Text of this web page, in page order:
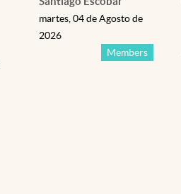
Members
martes, 04 de Agosto de
2026